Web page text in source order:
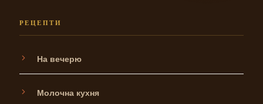
РЕЦЕПТИ
На вечерю
Молочна кухня